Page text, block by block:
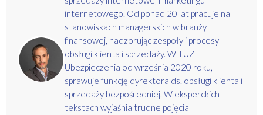
internetowego. Od ponad 20 lat pracuje na
stanowiskach managerskich w branży
finansowej, nadzorując zespoły i procesy
obsługi klienta i sprzedaży. W TUZ
Ubezpieczenia od września 2020 roku,
sprawuje funkcję dyrektora ds. obsługi klienta i
sprzedaży bezpośredniej. W eksperckich
tekstach wyjaśnia trudne pojęcia